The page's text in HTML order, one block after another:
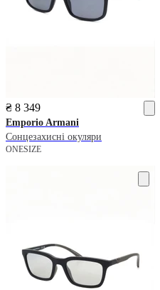
₴ 8 349
Emporio Armani
Сонцезахисні окуляри
ONESIZE